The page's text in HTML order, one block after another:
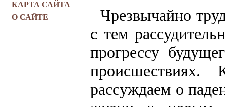
КАРТА САЙТА
О САЙТЕ
Чрезвычайно
с тем
прогрессу
рассуждаем о